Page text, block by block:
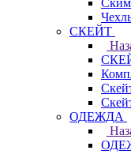
СКЕЙТ
ОДЕЖДА